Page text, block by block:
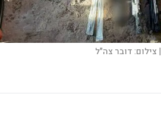
צילום:דובר צה"ל